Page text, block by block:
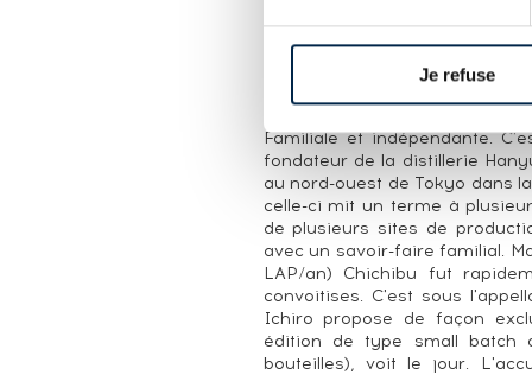
Je refuse
LA DISTILLERIE CHICHIBU
Familiale et indépendante.
fondateur de la distillerie
au nord-ouest de Tokyo dans
celle-ci mit un terme à
de plusieurs sites de
avec un savoir-faire familial.
LAP/an) Chichibu fut
convoitises. C'est sous
Ichiro propose de façon
édition de type small batch
bouteilles), voit le jour.